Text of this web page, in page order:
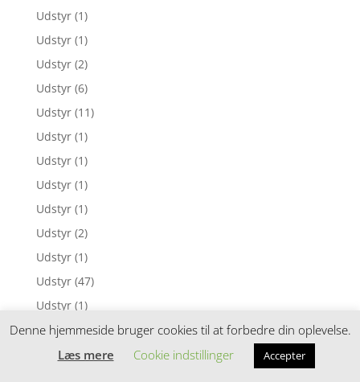
Udstyr (1)
Udstyr (1)
Udstyr (2)
Udstyr (6)
Udstyr (11)
Udstyr (1)
Udstyr (1)
Udstyr (1)
Udstyr (1)
Udstyr (2)
Udstyr (1)
Udstyr (47)
Udstyr (1)
Udstyr (4)
Udstyr (1)
Denne hjemmeside bruger cookies til at forbedre din oplevelse.
Læs mere
Cookie indstillinger Accepter